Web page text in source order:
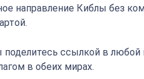
направление Киблы без
ссылкой в любой
в обеих мирах.